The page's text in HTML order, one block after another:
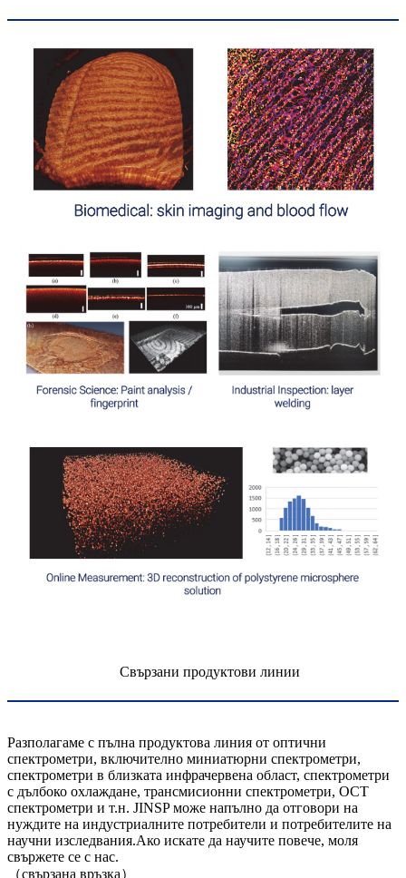
Свързани продуктови линии
Разполагаме с пълна продуктова линия от оптични
спектрометри, включително миниатюрни спектрометри,
спектрометри в близката инфрачервена област, спектрометри
с дълбоко охлаждане, трансмисионни спектрометри, OCT
спектрометри и т.н. JINSP може напълно да отговори на
нуждите на индустриалните потребители и потребителите на
научни изследвания.Ако искате да научите повече, моля
свържете се с нас.
（свързана връзка）